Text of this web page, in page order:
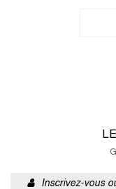
Inscrivez-vous